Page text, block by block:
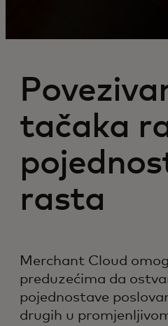
tačaka
rasta
Merchant Cloud
preduzećima da
pojednostave
drugih u